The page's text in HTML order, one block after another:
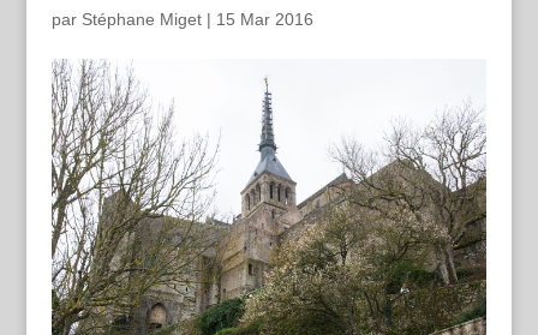
par Stéphane Miget| 15 Mar 2016